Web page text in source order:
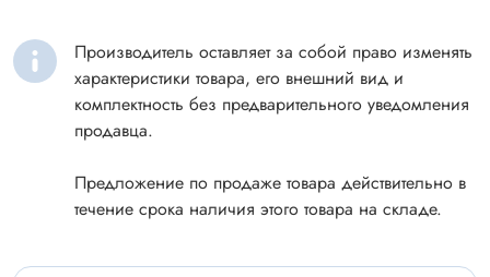
Производитель оставляет за собой право изменять
характеристики товара, его внешний вид и
комплектность без предварительного уведомления
продавца.
Предложение по продаже товара действительно в
течение срока наличия этого товара на складе.